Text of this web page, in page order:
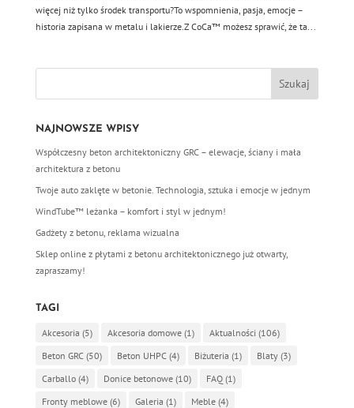
więcej niż tylko środek transportu?To wspomnienia, pasja, emocje –
historia zapisana w metalu i lakierze.Z CoCa™ możesz sprawić, że ta...
NAJNOWSZE WPISY
Współczesny beton architektoniczny GRC – elewacje, ściany i mała
architektura z betonu
Twoje auto zaklęte w betonie. Technologia, sztuka i emocje w jednym
WindTube™ leżanka – komfort i styl w jednym!
Gadżety z betonu, reklama wizualna
Sklep online z płytami z betonu architektonicznego już otwarty,
zapraszamy!
TAGI
Akcesoria (5) Akcesoria domowe(1) Aktualności (106)
Beton GRC(50) Beton UHPC(4) Biżuteria (1) Blaty(3)
Carballo(4) Donice betonowe(10) FAQ(1)
Fronty meblowe(6) Galeria (1) Meble(4)